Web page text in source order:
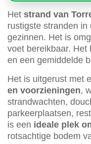
Het strand van
rustigste stranden
gezinnen. Het is
voet bereikbaar. Het
en een gemiddelde
Het is uitgerust met
en voorzieningen,
strandwachten,
parkeerplaatsen,
is een ideale plek
rotsachtige bodem